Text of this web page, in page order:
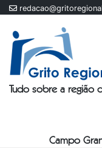
Tudo sobre a região
Campo